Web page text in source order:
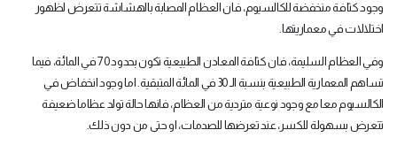
وجود كثافة منخفضة للكالسيوم، فان العظام المصابة بالهشاشة تتعرض لظهور
اختلالات في معماريتها.
وفي العظام السليمة، فان كثافة المعادن الطبيعية تكون بحدود 70 في المائة، فيما
تساهم المعمارية الطبيعية بنسبة الـ 30 في المائة المتبقية. اما وجود انخفاض في
الكالسيوم معا مع وجود نوعية متردية من العظام، فانها حالة تولد عظاما ضعيفة
تتعرض بسهولة للكسر، عند تعرضها للصدمات، او حتى من دون ذلك.